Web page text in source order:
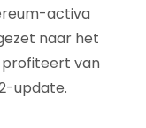
activa
naar het
profiteert van
update.